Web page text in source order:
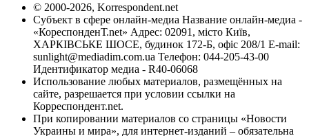
© 2000-2026, Korrespondent.net
Субъект в сфере онлайн-медиа Название онлайн-медиа -
«КореспонденТ.net» Адрес: 02091, місто Київ,
ХАРКІВСЬКЕ ШОСЕ, будинок 172-Б, офіс 208/1 E-mail:
sunlight@mediadim.com.ua Телефон: 044-205-43-00
Идентификатор медиа - R40-06068
Использование любых материалов, размещённых на
сайте, разрешается при условии ссылки на
Корреспондент.net.
При копировании материалов со страницы «Новости
Украины и мира», для интернет-изданий – обязательна